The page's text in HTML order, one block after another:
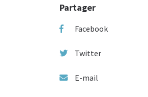
Partager
Facebook
Twitter
E-mail